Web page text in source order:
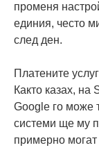
променя
единия, често
след ден.
Платените
Както казах, на
Google го може
системи ще му
примерно